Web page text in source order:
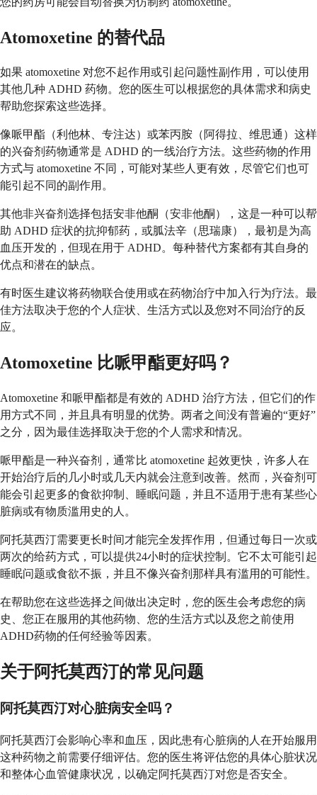
Atomoxetine 的替代品
如果 atomoxetine 对您不起作用或引起问题性副作用，可以使用
其他几种 ADHD 药物。您的医生可以根据您的具体需求和病史
帮助您探索这些选择。
像哌甲酯（利他林、专注达）或苯丙胺（阿得拉、维思通）这样
的兴奋剂药物通常是 ADHD 的一线治疗方法。这些药物的作用
方式与 atomoxetine 不同，可能对某些人更有效，尽管它们也可
能引起不同的副作用。
其他非兴奋剂选择包括安非他酮（安非他酮），这是一种可以帮
助 ADHD 症状的抗抑郁药，或胍法辛（思瑞康），最初是为高
血压开发的，但现在用于 ADHD。每种替代方案都有其自身的
优点和潜在的缺点。
有时医生建议将药物联合使用或在药物治疗中加入行为疗法。最
佳方法取决于您的个人症状、生活方式以及您对不同治疗的反
应。
Atomoxetine 比哌甲酯更好吗？
Atomoxetine 和哌甲酯都是有效的 ADHD 治疗方法，但它们的作
用方式不同，并且具有明显的优势。两者之间没有普遍的“更好”
之分，因为最佳选择取决于您的个人需求和情况。
哌甲酯是一种兴奋剂，通常比 atomoxetine 起效更快，许多人在
开始治疗后的几小时或几天内就会注意到改善。然而，兴奋剂可
能会引起更多的食欲抑制、睡眠问题，并且不适用于患有某些心
脏病或有物质滥用史的人。
阿托莫西汀需要更长时间才能完全发挥作用，但通过每日一次或
两次的给药方式，可以提供24小时的症状控制。它不太可能引起
睡眠问题或食欲不振，并且不像兴奋剂那样具有滥用的可能性。
在帮助您在这些选择之间做出决定时，您的医生会考虑您的病
史、您正在服用的其他药物、您的生活方式以及您之前使用
ADHD药物的任何经验等因素。
关于阿托莫西汀的常见问题
阿托莫西汀对心脏病安全吗？
阿托莫西汀会影响心率和血压，因此患有心脏病的人在开始服用
这种药物之前需要仔细评估。您的医生将评估您的具体心脏状况
和整体心血管健康状况，以确定阿托莫西汀对您是否安全。